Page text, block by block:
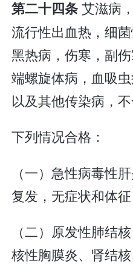
第二十四条艾滋病
流行性出血热，细
黑热病，伤寒，副
端螺旋体病，血吸
以及其他传染病，不
下列情况合格：
（一）急性病毒性
复发，无症状和体
（二）原发性肺结
核性胸膜炎、肾结